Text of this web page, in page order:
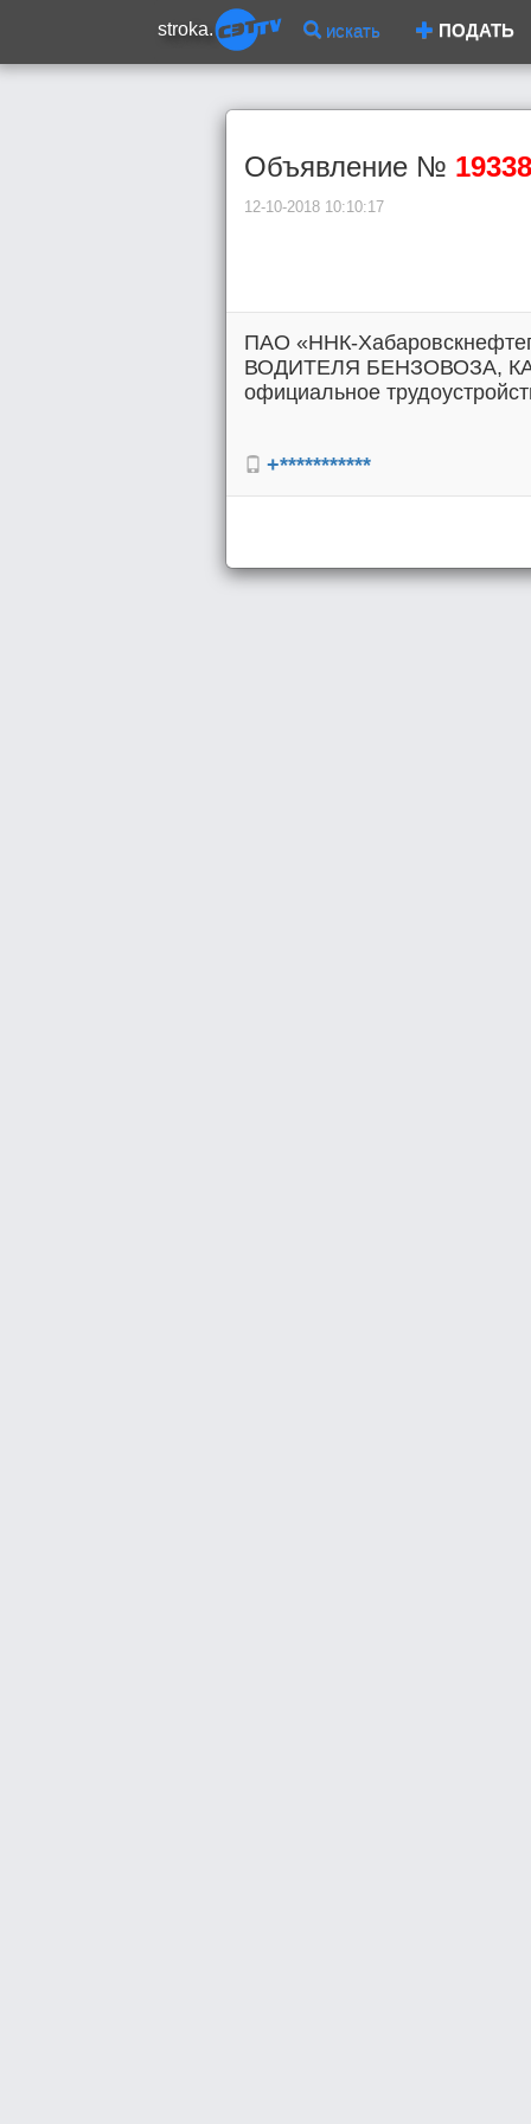
stroka. искать ПОДАТЬ
Объявление № 19338
12-10-2018 10:10:17
ПАО «ННК-
ВОДИТЕЛЯ БЕНЗОВОЗА,
официальное
+***********